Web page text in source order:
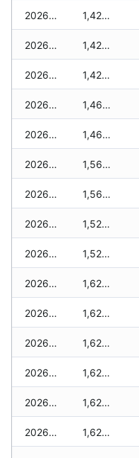
2026-05-28 1,425 zł
2026-05-27 1,425 zł
2026-05-26 1,425 zł
2026-05-25 1,460 zł
2026-05-24 1,460 zł
2026-05-23 1,560 zł
2026-05-22 1,560 zł
2026-05-21 1,525 zł
2026-05-20 1,525 zł
2026-05-19 1,625 zł
2026-05-18 1,625 zł
2026-05-17 1,625 zł
2026-05-16 1,625 zł
2026-05-15 1,625 zł
2026-05-14 1,625 zł